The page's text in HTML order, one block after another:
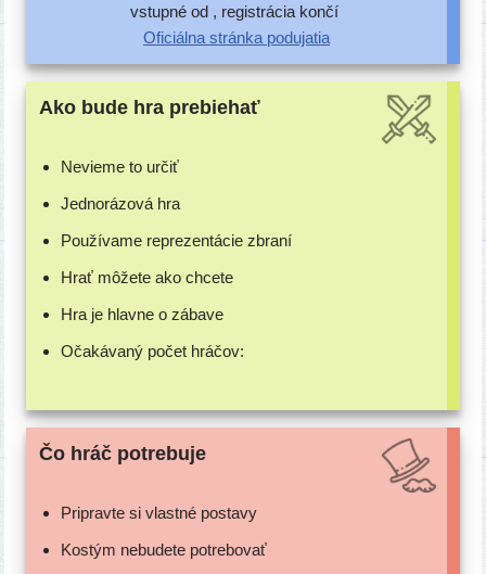
vstup­né od , regis­trá­cia končí
Oficiálna strán­ka podujatia
Ako bude hra prebiehať
Nevieme to určiť
Jednorázová hra
Používame repre­zen­tá­cie zbraní
Hrať môže­te ako chcete
Hra je hlav­ne o zábave
Očakávaný počet hráčov:
Čo hráč potrebuje
Pripravte si vlast­né postavy
Kostým nebu­de­te potrebovať